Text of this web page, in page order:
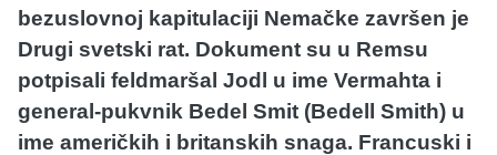
bezuslovnoj kapitulaciji Nemačke završen je
Drugi svetski rat. Dokument su u Remsu
potpisali feldmaršal Jodl u ime Vermahta i
general-pukvnik Bedel Smit (Bedell Smith) u
ime američkih i britanskih snaga. Francuski i